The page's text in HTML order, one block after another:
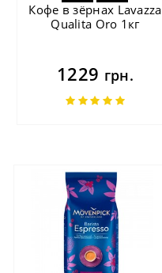
Кофе в зёрнах Lavazza
Qualita Oro 1кг
1229 грн.